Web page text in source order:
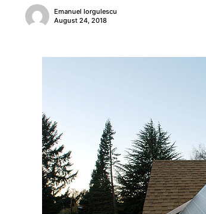
Emanuel Iorgulescu
August 24, 2018